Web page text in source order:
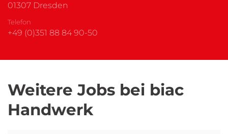
01307 Dresden
Telefon
+49 (0)351 88 84 90-50
Weitere Jobs bei biac
Handwerk